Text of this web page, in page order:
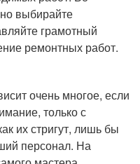
выбирайте
грамотный
ремонтных работ.
очень многое, если
только с
их стригут, лишь бы
персонал. На